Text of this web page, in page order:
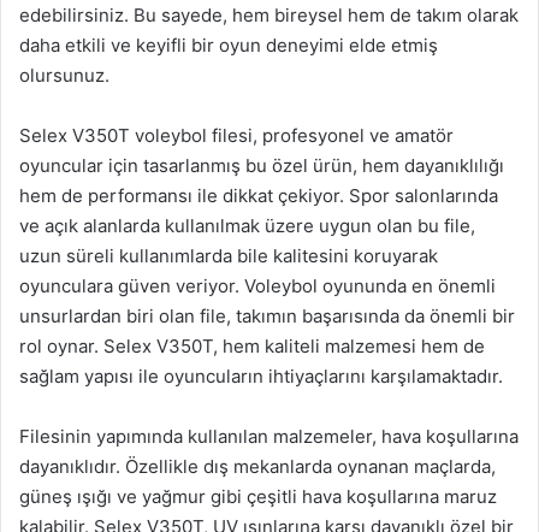
edebilirsiniz. Bu sayede, hem bireysel hem de takım olarak
daha etkili ve keyifli bir oyun deneyimi elde etmiş
olursunuz.
Selex V350T voleybol filesi, profesyonel ve amatör
oyuncular için tasarlanmış bu özel ürün, hem dayanıklılığı
hem de performansı ile dikkat çekiyor. Spor salonlarında
ve açık alanlarda kullanılmak üzere uygun olan bu file,
uzun süreli kullanımlarda bile kalitesini koruyarak
oyunculara güven veriyor. Voleybol oyununda en önemli
unsurlardan biri olan file, takımın başarısında da önemli bir
rol oynar. Selex V350T, hem kaliteli malzemesi hem de
sağlam yapısı ile oyuncuların ihtiyaçlarını karşılamaktadır.
Filesinin yapımında kullanılan malzemeler, hava koşullarına
dayanıklıdır. Özellikle dış mekanlarda oynanan maçlarda,
güneş ışığı ve yağmur gibi çeşitli hava koşullarına maruz
kalabilir. Selex V350T, UV ışınlarına karşı dayanıklı özel bir